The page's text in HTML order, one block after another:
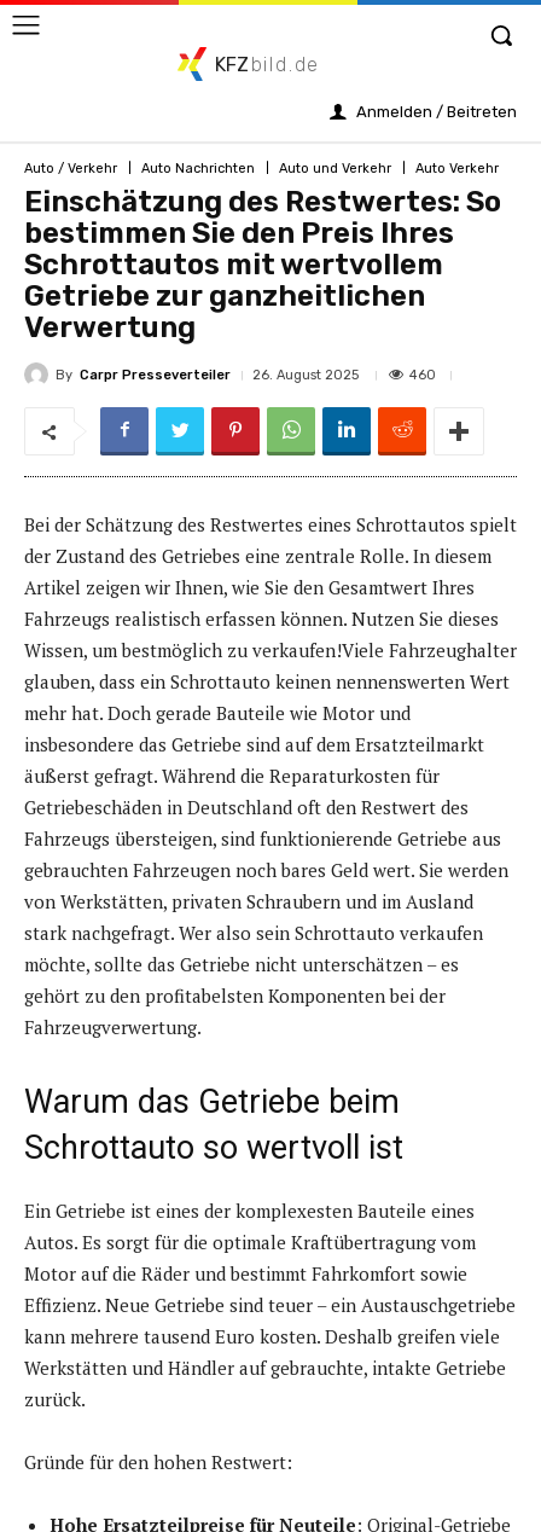
KFZ bild.de
Anmelden / Beitreten
Auto / Verkehr Auto Nachrichten Auto und Verkehr Auto Verkehr
Einschätzung des Restwertes: So
bestimmen Sie den Preis Ihres
Schrottautos mit wertvollem
Getriebe zur ganzheitlichen
Verwertung
By Carpr Presseverteiler 26. August 2025 460
Bei der Schätzung des Restwertes eines Schrottautos spielt
der Zustand des Getriebes eine zentrale Rolle. In diesem
Artikel zeigen wir Ihnen, wie Sie den Gesamtwert Ihres
Fahrzeugs realistisch erfassen können. Nutzen Sie dieses
Wissen, um bestmöglich zu verkaufen!Viele Fahrzeughalter
glauben, dass ein Schrottauto keinen nennenswerten Wert
mehr hat. Doch gerade Bauteile wie Motor und
insbesondere das Getriebe sind auf dem Ersatzteilmarkt
äußerst gefragt. Während die Reparaturkosten für
Getriebeschäden in Deutschland oft den Restwert des
Fahrzeugs übersteigen, sind funktionierende Getriebe aus
gebrauchten Fahrzeugen noch bares Geld wert. Sie werden
von Werkstätten, privaten Schraubern und im Ausland
stark nachgefragt. Wer also sein Schrottauto verkaufen
möchte, sollte das Getriebe nicht unterschätzen – es
gehört zu den profitabelsten Komponenten bei der
Fahrzeugverwertung.
Warum das Getriebe beim
Schrottauto so wertvoll ist
Ein Getriebe ist eines der komplexesten Bauteile eines
Autos. Es sorgt für die optimale Kraftübertragung vom
Motor auf die Räder und bestimmt Fahrkomfort sowie
Effizienz. Neue Getriebe sind teuer – ein Austauschgetriebe
kann mehrere tausend Euro kosten. Deshalb greifen viele
Werkstätten und Händler auf gebrauchte, intakte Getriebe
zurück.
Gründe für den hohen Restwert:
Hohe Ersatzteilpreise für Neuteile: Original-Getriebe